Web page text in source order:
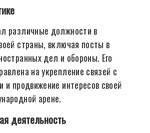
различные должности в
страны, включая посты в
дел и обороны. Его
на укрепление связей с
и продвижение интересов своей
арене.
деятельность